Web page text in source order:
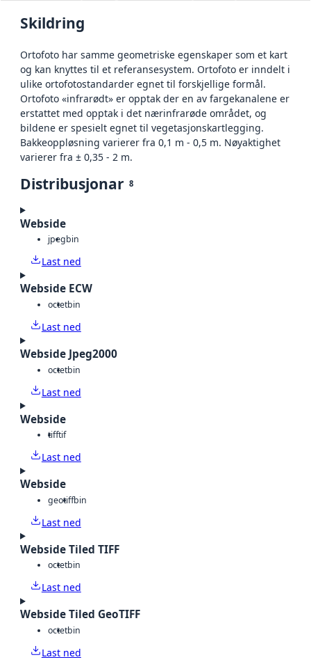
Skildring
Ortofoto har samme geometriske egenskaper som et kart
og kan knyttes til et referansesystem. Ortofoto er inndelt i
ulike ortofotostandarder egnet til forskjellige formål.
Ortofoto «infrarødt» er opptak der en av fargekanalene er
erstattet med opptak i det nærinfrarøde området, og
bildene er spesielt egnet til vegetasjonskartlegging.
Bakkeoppløsning varierer fra 0,1 m - 0,5 m. Nøyaktighet
varierer fra ± 0,35 - 2 m.
Distribusjonar 8
Webside
jpegbin
Last ned
Webside ECW
octetbin
Last ned
Webside Jpeg2000
octetbin
Last ned
Webside
tifftif
Last ned
Webside
geotiffbin
Last ned
Webside Tiled TIFF
octetbin
Last ned
Webside Tiled GeoTIFF
octetbin
Last ned